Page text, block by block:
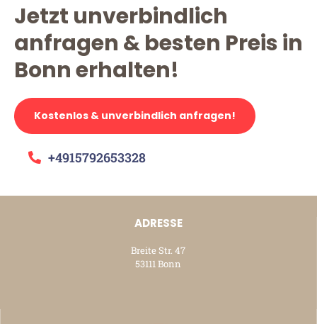
Jetzt unverbindlich
anfragen & besten Preis in
Bonn erhalten!
Kostenlos & unverbindlich anfragen!
+4915792653328
ADRESSE
Breite Str. 47
53111 Bonn